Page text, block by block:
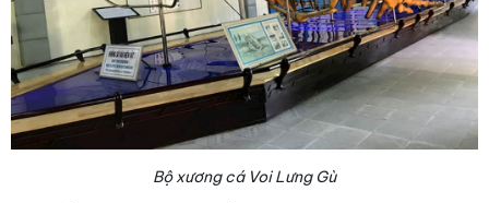
Bộ xương cá Voi Lưng Gù